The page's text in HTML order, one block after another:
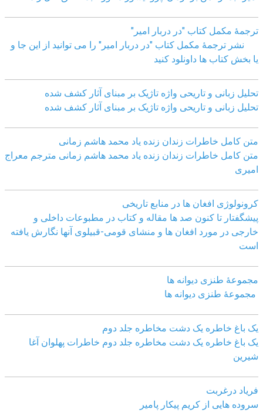
ترجمۀ مکمل کتاب "در دربار امیر"
نشر ترجمۀ مکمل کتاب "در دربار امیر" را می توانید از این جا و
یا بخش کتاب ها داونلود کنید
تحلیل زبانی و تاریحی واژه تاژیک بر مبنای آثار کشف شده
تحلیل زبانی و تاریحی واژه تاژیک بر مبنای آثار کشف شده
متن کامل خاطرات زندان زنده یاد محمد هاشم زمانی
متن کامل خاطرات زندان زنده یاد محمد هاشم زمانی مترجم معراج
امیری
کرونولوژی افغان ھا در منابع تاریخی
پیشگفتار تا کنون صد ھا مقاله و کتاب در مطبوعات داخلی و
خارجی در مورد افغان ھا و منشای قومی-قبیلوی آنھا نگارش یافته
است
مجموعهٔ طنزی دیوانه ها
مجموعهٔ طنزی دیوانه ها
یک باغ خاطره یک دشت مخاطره جلد دوم
یک باغ خاطره یک دشت مخاطره جلد دوم خاطرات پهلوان آغا
شیرین
فریاد درغربت
سروده هایی از کریم پیکار پامیر